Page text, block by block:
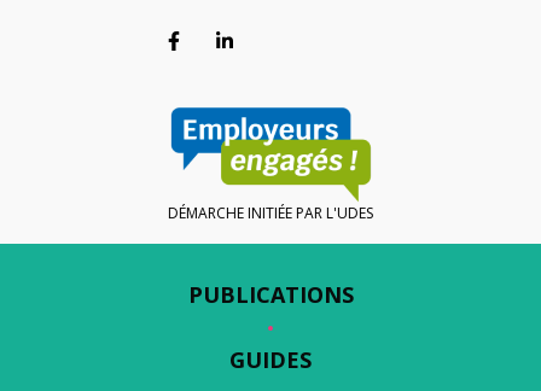
Lien vers le compte Facebook
Lien vers le compte Linkedin
DÉMARCHE INITIÉE PAR L'UDES
PUBLICATIONS
GUIDES